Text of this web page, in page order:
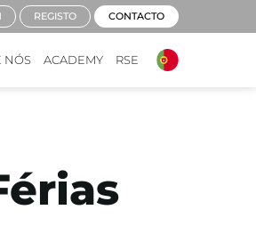
NÓS ACADEMY RSE
REGISTO CONTACTO